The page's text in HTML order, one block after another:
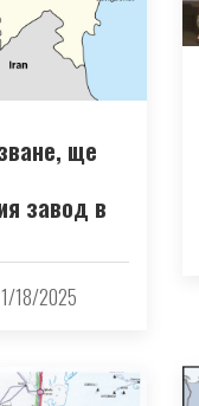
ще
завод в
18/2025